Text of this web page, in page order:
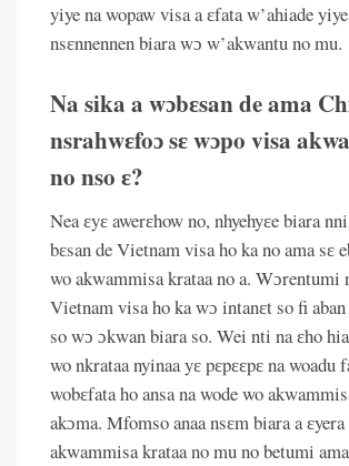
yiye na wopaw visa a ɛfata w’ahiade
nsɛnnennen biara wɔ w’akwantu no mu.
Na sika a wɔbɛsan de ama
nsrahwɛfoɔ sɛ wɔpo visa
no nso ɛ?
Nea ɛyɛ awerɛhow no, nhyehyɛe biara
bɛsan de Vietnam visa ho ka no ama sɛ
wo akwammisa krataa no a. Wɔrentumi
Vietnam visa ho ka wɔ intanɛt so fi
so wɔ ɔkwan biara so. Wei nti na ɛho
wo nkrataa nyinaa yɛ pɛpɛɛpɛ na woadu
wobɛfata ho ansa na wode wo
akɔma. Mfomso anaa nsɛm biara a
akwammisa krataa no mu no betumi